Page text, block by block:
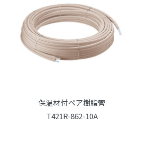
保温材付ペア樹脂管
T421R-862-10A